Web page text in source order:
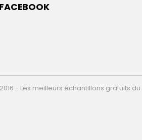
- Les meilleurs échantillons gratuits